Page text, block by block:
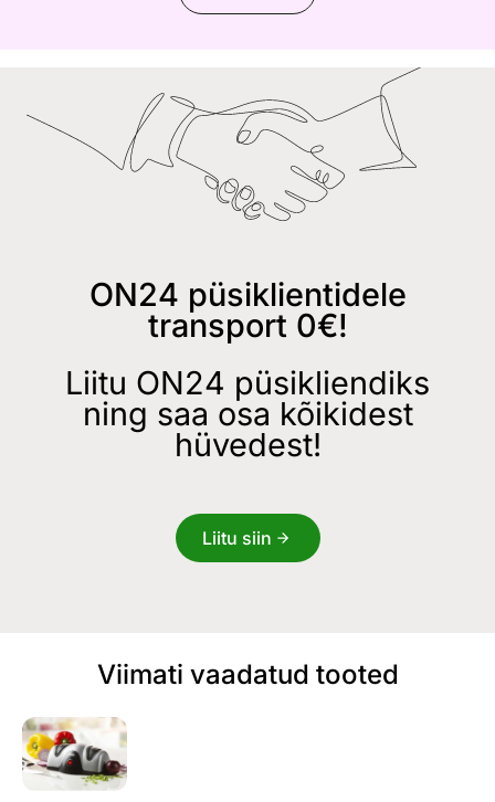
ON24 püsiklientidele
transport 0€!
Liitu ON24 püsikliendiks
ning saa osa kõikidest
hüvedest!
Liitu siin
Viimati vaadatud tooted